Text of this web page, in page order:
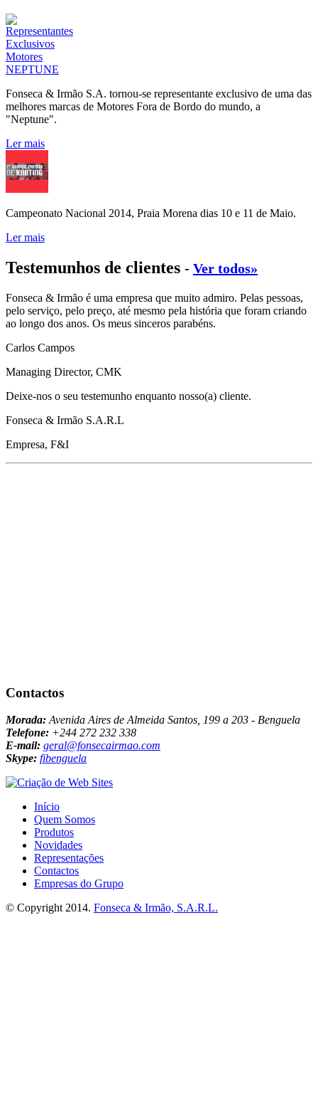
Fonseca & Irmão S.A. tornou-se representante exclusivo de uma das
melhores marcas de Motores Fora de Bordo do mundo, a
"Neptune".
Ler mais
Campeonato Nacional 2014, Praia Morena dias 10 e 11 de Maio.
Ler mais
Testemunhos de clientes - Ver todos»
Fonseca & Irmão é uma empresa que muito admiro. Pelas pessoas,
pelo serviço, pelo preço, até mesmo pela história que foram criando
ao longo dos anos. Os meus sinceros parabéns.
Carlos Campos
Managing Director, CMK
Deixe-nos o seu testemunho enquanto nosso(a) cliente.
Fonseca & Irmão S.A.R.L
Empresa, F&I
Contactos
Morada: Avenida Aires de Almeida Santos, 199 a 203 - Benguela
Telefone: +244 272 232 338
E-mail: geral@fonsecairmao.com
Skype: fibenguela
Início
Quem Somos
Produtos
Novidades
Representações
Contactos
Empresas do Grupo
© Copyright 2014. Fonseca & Irmão, S.A.R.L.